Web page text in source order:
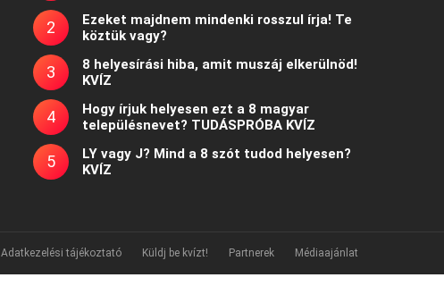
Ezeket majdnem mindenki rosszul írja! Te
köztük vagy?
8 helyesírási hiba, amit muszáj elkerülnöd!
KVÍZ
Hogy írjuk helyesen ezt a 8 magyar
településnevet? TUDÁSPRÓBA KVÍZ
LY vagy J? Mind a 8 szót tudod helyesen?
KVÍZ
Adatkezelési tájékoztató Küldj be kvízt! Partnerek Médiaajánlat